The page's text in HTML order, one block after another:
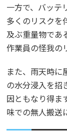
一方で、バッテ
多くのリスクを
及ぶ重量物であ
作業員の怪我の
また、雨天時に
の水分浸入を招
因ともなり得ま
味での無人搬送